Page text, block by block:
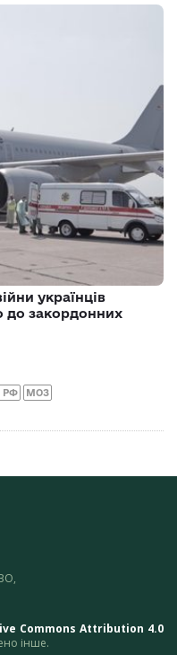
українців
до закордонних
РФ МОЗ
Commons Attribution 4.0
інше.